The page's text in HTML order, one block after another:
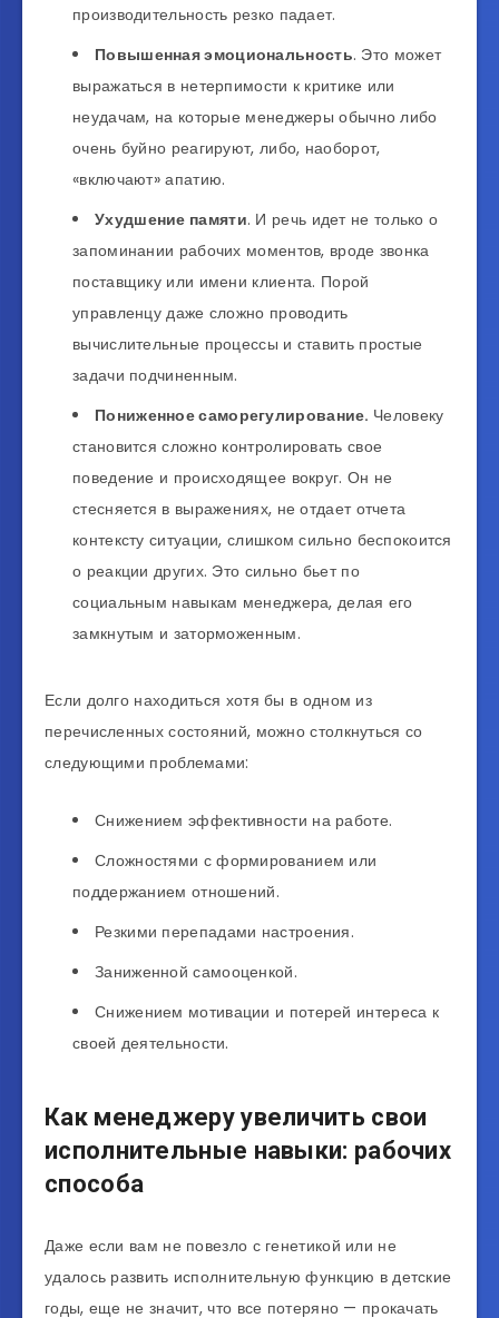
производительность резко падает.
Повышенная эмоциональность. Это может
выражаться в нетерпимости к критике или
неудачам, на которые менеджеры обычно либо
очень буйно реагируют, либо, наоборот,
«включают» апатию.
Ухудшение памяти. И речь идет не только о
запоминании рабочих моментов, вроде звонка
поставщику или имени клиента. Порой
управленцу даже сложно проводить
вычислительные процессы и ставить простые
задачи подчиненным.
Пониженное саморегулирование. Человеку
становится сложно контролировать свое
поведение и происходящее вокруг. Он не
стесняется в выражениях, не отдает отчета
контексту ситуации, слишком сильно беспокоится
о реакции других. Это сильно бьет по
социальным навыкам менеджера, делая его
замкнутым и заторможенным.
Если долго находиться хотя бы в одном из
перечисленных состояний, можно столкнуться со
следующими проблемами:
Снижением эффективности на работе.
Сложностями с формированием или
поддержанием отношений.
Резкими перепадами настроения.
Заниженной самооценкой.
Снижением мотивации и потерей интереса к
своей деятельности.
Как менеджеру увеличить свои
исполнительные навыки: рабочих
способа
Даже если вам не повезло с генетикой или не
удалось развить исполнительную функцию в детские
годы, еще не значит, что все потеряно — прокачать